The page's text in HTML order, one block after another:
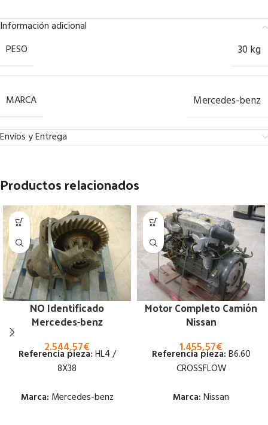
Información adicional
PESO
30 kg
MARCA Mercedes-benz
Envíos y Entrega
Productos relacionados
NO Identificado
Mercedes-benz
2.544,57€
Referencia pieza: HL4 /
8X38
Marca: Mercedes-benz
Motor Completo Camión
Nissan
1.455,57€
Referencia pieza: B6.60
CROSSFLOW
Marca: Nissan